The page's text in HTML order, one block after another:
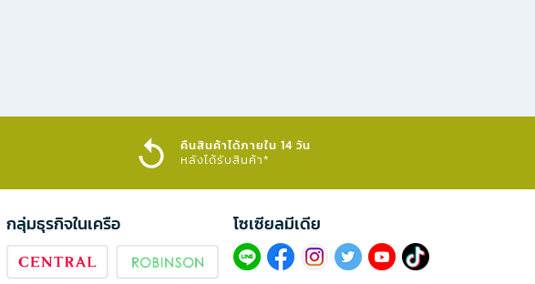
คืนสินค้าได้ภายใน 14 วัน
หลังได้รับสินค้า*
กลุ่มธุรกิจในเครือ โซเซียลมีเดีย​